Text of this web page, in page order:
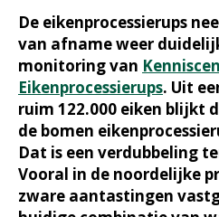
De eikenprocessierups
van afname weer
monitoring van
Eikenprocessierups. Uit
ruim 122.000 eiken blijkt
de bomen
Dat is een verdubbeling
Vooral in de noordelijke
zware aantastingen